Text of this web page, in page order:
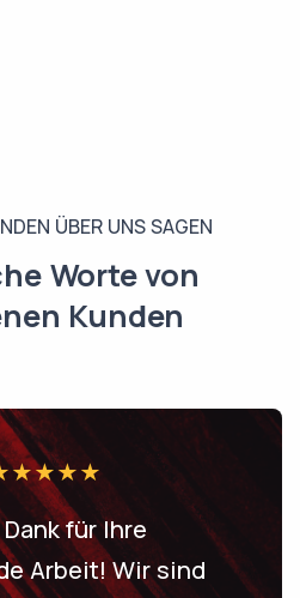
ÜBER UNS SAGEN
Worte von
Kunden
für Ihre
Arbeit! Wir sind